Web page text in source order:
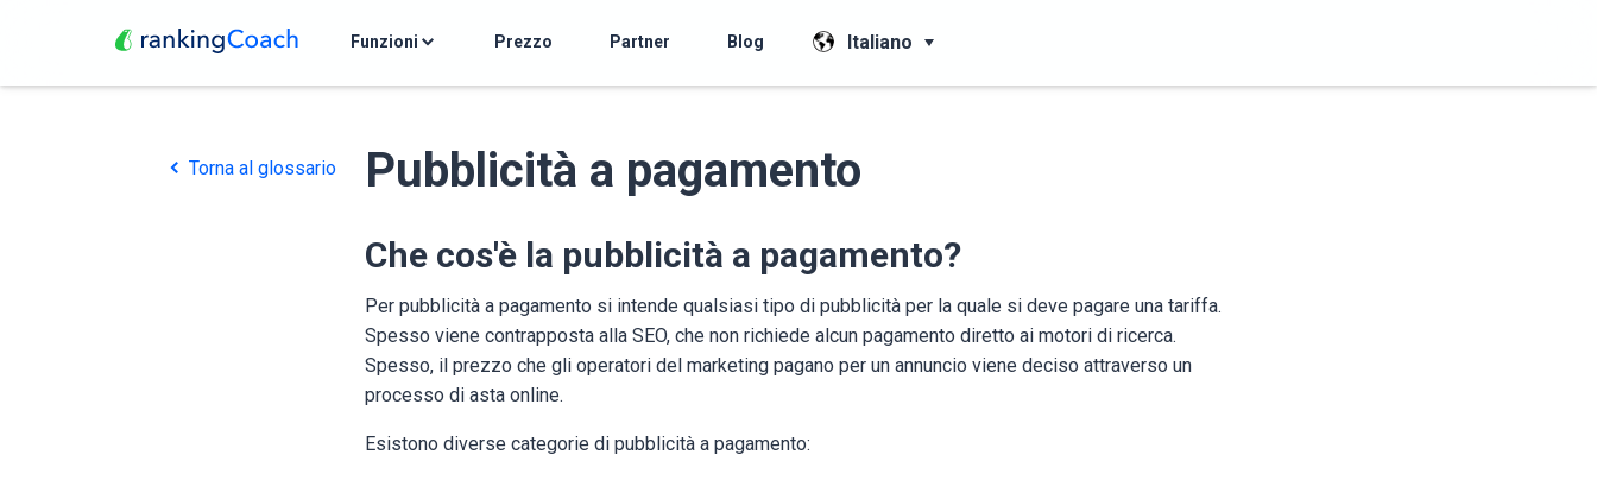
Funzioni Prezzo Partner Blog Italiano
Torna al glossario Pubblicità a pagamento
Che cos'è la pubblicità a pagamento?
Per pubblicità a pagamento si intende qualsiasi tipo di pubblicità per la quale si deve pagare una tariffa.
Spesso viene contrapposta alla SEO, che non richiede alcun pagamento diretto ai motori di ricerca.
Spesso, il prezzo che gli operatori del marketing pagano per un annuncio viene deciso attraverso un
processo di asta online.
Esistono diverse categorie di pubblicità a pagamento: